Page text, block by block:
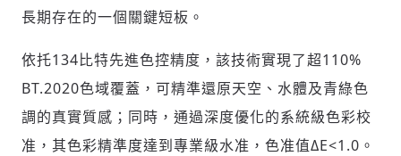
長期存在的一個關鍵短板。
依托134比特先進色控精度，該技術實現了超110%
BT.2020色域覆蓋，可精準還原天空、水體及青綠色
調的真實質感；同時，通過深度優化的系統級色彩校
准，其色彩精準度達到專業級水准，色准值ΔE<1.0。